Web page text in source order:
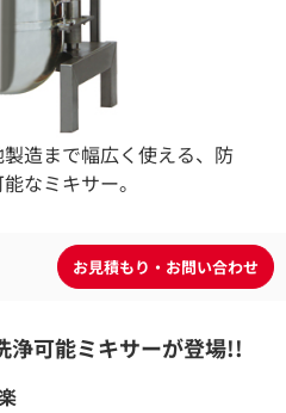
造まで幅広く使える、防
なミキサー。
浄可能ミキサーが登場!!